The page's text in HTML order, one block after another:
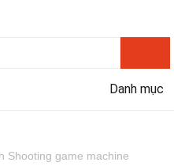
Danh mục
Shooting game machine